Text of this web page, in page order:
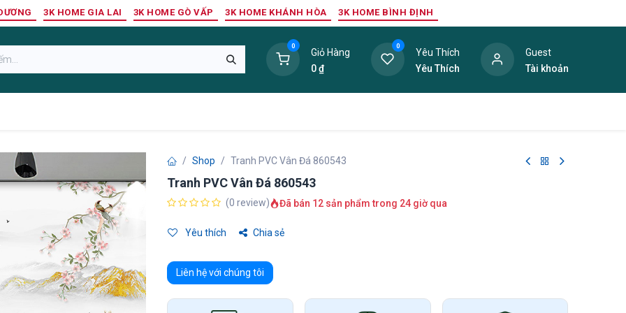
3K HOME GIA LAI 3K HOME GÒ VẤP 3K HOME KHÁNH HÒA 3K HOME BÌNH ĐỊNH
0
Giỏ Hàng
0₫
0
Yêu Thích
Yêu Thích
Guest
Tài khoản
Shop Tranh PVC Vân Đá 860543
Tranh PVC Vân Đá 860543
(0 review) Đã bán 12 sản phẩm trong 24 giờ qua
Yêu thích Chia sẻ
Liên hệ với chúng tôi